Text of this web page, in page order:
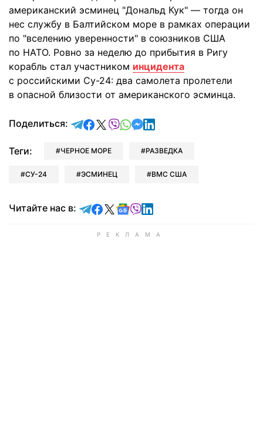
американский эсминец "Дональд Кук" — тогда он
нес службу в Балтийском море в рамках операции
по "вселению уверенности" в союзников США
по НАТО. Ровно за неделю до прибытия в Ригу
корабль стал участником инцидента
с российскими Су-24: два самолета пролетели
в опасной близости от американского эсминца.
Поделиться: отправить в Telegram
поделиться в Facebook
поделиться в X
отправить в Viber
отправить в Whatsapp
отправить в Messenger
отправить в LinkedIn
Теги: ЧЕРНОЕ МОРЕ РАЗВЕДКА
СУ-24 ЭСМИНЕЦ ВМС США
Читайте нас в: Читайте в Telegram
Читайте в Facebook
Читайте в X
Читайте в Google news
Читайте в Viber
Читайте в LinkedIn